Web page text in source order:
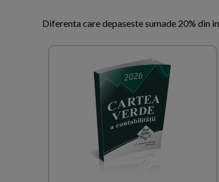
Diferenta care depaseste sumade 20%